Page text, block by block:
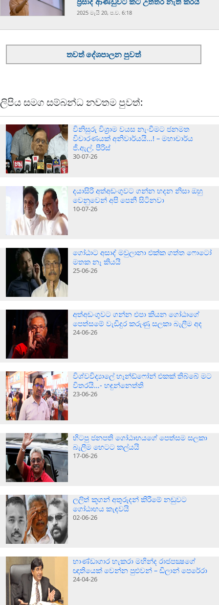
2025 මැයි 20, ප.ව. 6:18
තවත් දේශපාලන පුවත්
ලිපිය සමග සම්බන්ධ නවතම පුවත්:
විනිසුරු විශ්‍රාම වයස නැංවීමට ජනමත
විචාරණයක් අනිවාර්යයි…! – මහාචාර්ය
ජී.ඇල්. පීරිස්
30-07-26
දයාසිරි අත්අඩංගුවට ගන්න හදන නිසා ඔහු
වෙනුවෙන් අපි පෙනී සිටිනවා
10-07-26
ගෝඨාට අසාද් මවුලානා එක්ක ගත්ත ෆොටෝ
මතක නෑ කියයි
25-06-26
අත්අඩංගුවට ගන්න එපා කියන ගෝඨාගේ
පෙත්සමේ වැඩිදුර කරුණු සලකා බැලීම අද
24-06-26
විශ්වවිද්‍යාලේ හෑන්ඩ්ෆෝන් එකක් තිබ්බේ මට
විතරයි…- හඳුන්නෙත්ති
23-06-26
හිටපු ජනපති ගෝඨාභයගේ පෙත්සම සලකා
බැලීම හෙටට කල්යයි
17-06-26
ලලිත් කූගන් අතුරුදන් කිරීමේ නඩුවට
ගෝඨාභය කැඳවයි
02-06-26
භාණ්ඩාගාර හැකරා මහින්ද රාජපක්‍ෂගේ
ඥාතියෙක් වෙන්න පුළුවන් – ඩිලාන් පෙරේරා
24-04-26